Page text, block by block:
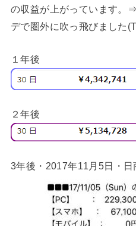
の収益が上がっています。
デで圏外に吹っ飛びました
１年後
２年後
3年後・2017年11月5日・